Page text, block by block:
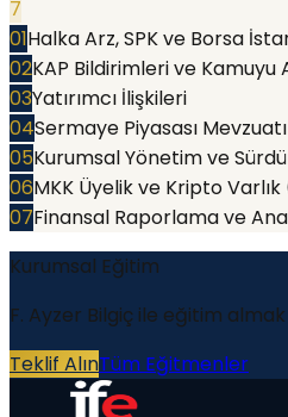
7
01Halka Arz, SPK ve Borsa
02KAP Bildirimleri ve Kamuyu
03Yatırımcı İlişkileri
04Sermaye Piyasası
05Kurumsal Yönetim ve
06MKK Üyelik ve Kripto
07Finansal Raporlama ve
Kurumsal Eğitim
F. Ayzer Bilgiç ile eğitim
Teklif AlınTüm Eğitmenler